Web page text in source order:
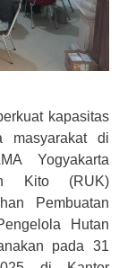
kapasitas
masyarakat di
Yogyakarta
Kito (RUK)
Pembuatan
Hutan
pada 31